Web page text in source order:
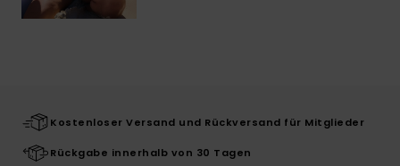
Kostenloser Versand und Rückversand für Mitglieder
Rückgabe innerhalb von 30 Tagen